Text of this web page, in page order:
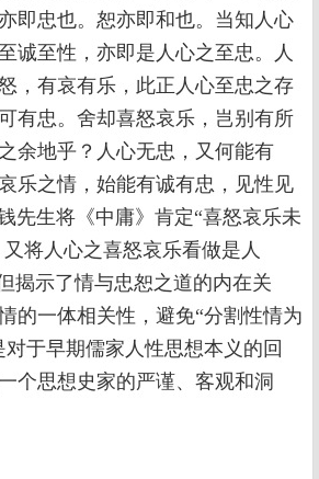
即忠也。恕亦即和也。当知人心
诚至性，亦即是人心之至忠。人
，有哀有乐，此正人心至忠之存
有忠。舍却喜怒哀乐，岂别有所
余地乎？人心无忠，又何能有
乐之情，始能有诚有忠，见性见
先生将《中庸》肯定“喜怒哀乐未
将人心之喜怒哀乐看做是人
揭示了情与忠恕之道的内在关
的一体相关性，避免“分割性情为
于早期儒家人性思想本义的回
个思想史家的严谨、客观和洞